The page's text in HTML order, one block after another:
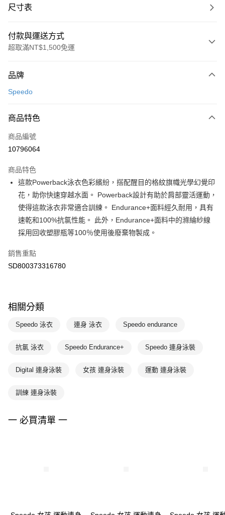
尺寸表
付款與運送方式
超取滿NT$1,500免運
信用卡一次付款
Apple Pay
悠遊付
7-11取貨(快速到店)
每筆NT$100，滿NT$1,500(含以上)免運費
宅配-本島
每筆NT$100，滿NT$1,500(含以上)免運費
品牌
Speedo
商品特色
商品編號
10796064
商品特色
這款Powerback泳衣色彩繽紛，搭配醒目的格紋旗幟光學幻覺印
花，助你快速穿越水面。 Powerback設計有助於肩部靈活運動，
使得這款泳衣非常適合訓練。 Endurance+面料經久耐用，具有
速乾和100%抗氯性能。 此外，Endurance+面料中的滌綸紗線
採用回收塑膠瓶等100％使用後廢棄物製成。
銷售重點
SD800373316780
相關分類
Speedo 泳衣 連身 泳衣 Speedo endurance
抗氯 泳衣 Speedo Endurance+ Speedo 連身泳裝
Digital 連身泳裝 女孩 連身泳裝 運動 連身泳裝
訓練 連身泳裝
一 必買清單 一